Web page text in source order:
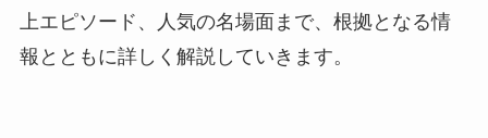
上エピソード、人気の名場面まで、根拠となる情
報とともに詳しく解説していきます。